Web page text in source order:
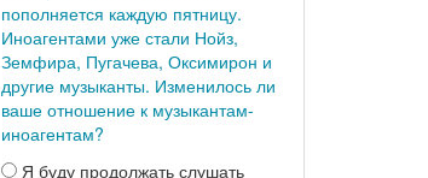
пополняется каждую пятницу.
Иноагентами уже стали Нойз,
Земфира, Пугачева, Оксимирон и
другие музыканты. Изменилось ли
ваше отношение к музыкантам-
иноагентам?
Я буду продолжать слушать